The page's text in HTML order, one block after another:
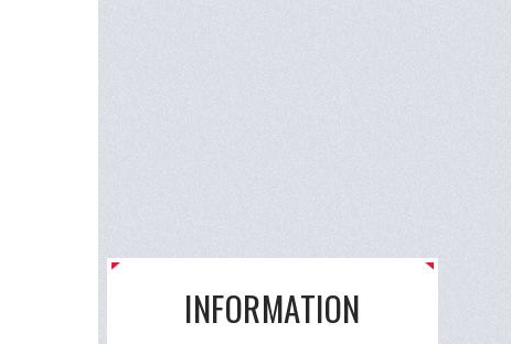
INFORMATION